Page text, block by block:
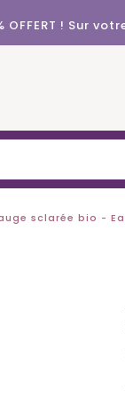
OFFERT ! Sur
sclarée bio -